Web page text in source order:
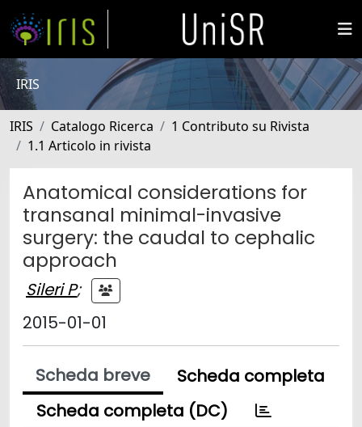
IRIS
IRIS Catalogo Ricerca
1 Contributo su Rivista
1.1 Articolo in rivista
Anatomical considerations for
transanal minimal-invasive
surgery: the caudal to cephalic
approach
Sileri P;
2015-01-01
Scheda breve
Scheda completa
Scheda completa (DC)